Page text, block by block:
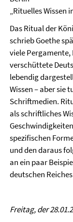
„Rituelles Wissen
Das Ritual der
schrieb Goethe
viele Pergamente,
verschüttete
lebendig
Wissen – aber sie
Schriftmedien.
als schriftliches
spezifischen
und den daraus
an ein paar
deutschen
Freitag, der